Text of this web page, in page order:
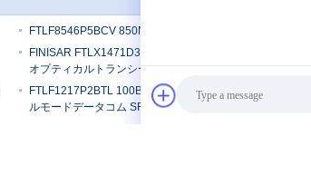
FTLF8546P5BCV 850NM オキシド VCSEL, 16X FC, 10GE
FINISAR FTLX1471D3BCL SFP+ 10Gb/s 1310nm 10km
オプティカルトランシーバー
FTLF1217P2BTL 100BASE-FX SFP 1310nm 2km シング
ルモードデータコム SFP+トランシーバー